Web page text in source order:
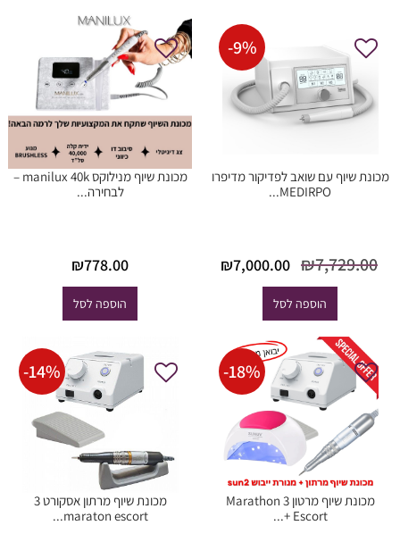
-9%
מכונת שיוף עם שואב לפדיקור מדיפרו
MEDIRPO...
₪7,729.00
המחיר
המקורי היה:
₪7,729.00.
₪7,000.00
הוספה לסל
מכונת שיוף מנילוקס manilux 40k –
לבחירה...
₪778.00
הוספה לסל
-18%
מכונת שיוף מרטון 3 Marathon
Escort +...
-14%
מכונת שיוף מרתון אסקורט 3
maraton escort...